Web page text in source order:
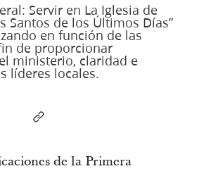
Servir en La Iglesia de
Santos de los Últimos Días”
en función de las
de proporcionar
ministerio, claridad e
líderes locales.
de la Primera